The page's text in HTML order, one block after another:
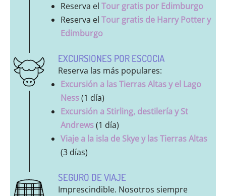
Reserva el Tour gratis por Edimburgo
Reserva el Tour gratis de Harry Potter y
Edimburgo
EXCURSIONES POR ESCOCIA
Reserva las más populares:
Excursión a las Tierras Altas y el Lago
Ness(1 día)
Excursión a Stirling, destilería y St
Andrews(1 día)
Viaje a la isla de Skye y las Tierras Altas
(3 días)
SEGURO DE VIAJE
Imprescindible. Nosotros siempre